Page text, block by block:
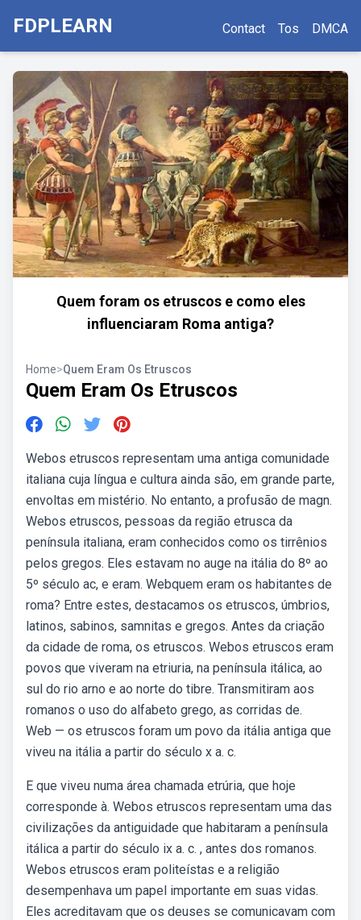
FDPLEARN Contact Tos DMCA
Quem foram os etruscos e como eles
influenciaram Roma antiga?
Home>Quem Eram Os Etruscos
Quem Eram Os Etruscos
Webos etruscos representam uma antiga comunidade
italiana cuja língua e cultura ainda são, em grande parte,
envoltas em mistério. No entanto, a profusão de magn.
Webos etruscos, pessoas da região etrusca da
península italiana, eram conhecidos como os tirrênios
pelos gregos. Eles estavam no auge na itália do 8º ao
5º século ac, e eram. Webquem eram os habitantes de
roma? Entre estes, destacamos os etruscos, úmbrios,
latinos, sabinos, samnitas e gregos. Antes da criação
da cidade de roma, os etruscos. Webos etruscos eram
povos que viveram na etriuria, na península itálica, ao
sul do rio arno e ao norte do tibre. Transmitiram aos
romanos o uso do alfabeto grego, as corridas de.
Web — os etruscos foram um povo da itália antiga que
viveu na itália a partir do século x a. c.
E que viveu numa área chamada etrúria, que hoje
corresponde à. Webos etruscos representam uma das
civilizações da antiguidade que habitaram a península
itálica a partir do século ix a. c. , antes dos romanos.
Webos etruscos eram politeístas e a religião
desempenhava um papel importante em suas vidas.
Eles acreditavam que os deuses se comunicavam com